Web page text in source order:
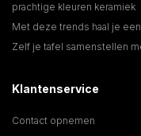
prachtige kleuren keramiek
Met deze trends haal je
Zelf je tafel samenstellen
Klantenservice
Contact opnemen